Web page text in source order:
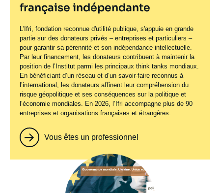
française indépendante
L'Ifri, fondation reconnue d'utilité publique, s'appuie en grande
partie sur des donateurs privés – entreprises et particuliers –
pour garantir sa pérennité et son indépendance intellectuelle.
Par leur financement, les donateurs contribuent à maintenir la
position de l’Institut parmi les principaux think tanks mondiaux.
En bénéficiant d’un réseau et d’un savoir-faire reconnus à
l’international, les donateurs affinent leur compréhension du
risque géopolitique et ses conséquences sur la politique et
l’économie mondiales. En 2026, l’Ifri accompagne plus de 90
entreprises et organisations françaises et étrangères.
Vous êtes un professionnel
principale